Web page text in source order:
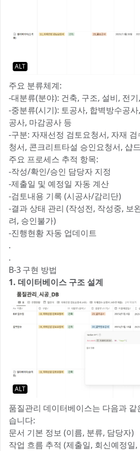
ALT
주요 분류체계:
-대분류(분야): 건축, 구조, 설비, 전
-중분류(시기): 토공사, 합벽방수공
공사, 마감공사 등
-구분: 자재선정 검토요청서, 자재
청서, 콘크리트타설 승인요청서, 샵
주요 프로세스 추적 항목:
-작성/확인/승인 담당자 지정
-제출일 및 예정일 자동 계산
-검토내용 기록 (시공사/감리단)
-결과 상태 관리 (작성전, 작성중, 보
려, 승인불가)
-진행현황 자동 업데이트
.
.
B-3 구현 방법
1. 데이터베이스 구조 설계
ALT
품질관리 데이터베이스는 다음과
습니다:
문서 기본 정보 (이름, 분류, 담당자)
작업 흐름 추적 (제출일, 회신예정일